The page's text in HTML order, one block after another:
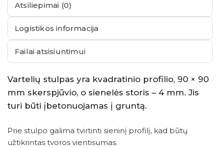
Atsiliepimai (0)
Logistikos informacija
Failai atsisiuntimui
Vartelių stulpas yra kvadratinio profilio, 90 × 90
mm skerspjūvio, o sienelės storis – 4 mm. Jis
turi būti įbetonuojamas į gruntą.
Prie stulpo galima tvirtinti sieninį profilį, kad būtų
užtikrintas tvoros vientisumas.